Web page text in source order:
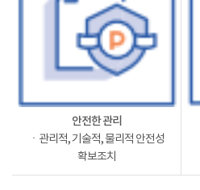
안전한 관리
ㆍ관리적, 기술적, 물리적 안전성
확보조치